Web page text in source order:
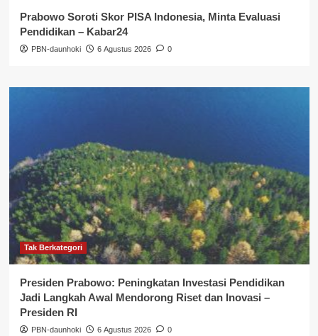
Prabowo Soroti Skor PISA Indonesia, Minta Evaluasi
Pendidikan – Kabar24
PBN-daunhoki 6 Agustus 2026 0
Tak Berkategori
Presiden Prabowo: Peningkatan Investasi Pendidikan
Jadi Langkah Awal Mendorong Riset dan Inovasi –
Presiden RI
PBN-daunhoki 6 Agustus 2026 0